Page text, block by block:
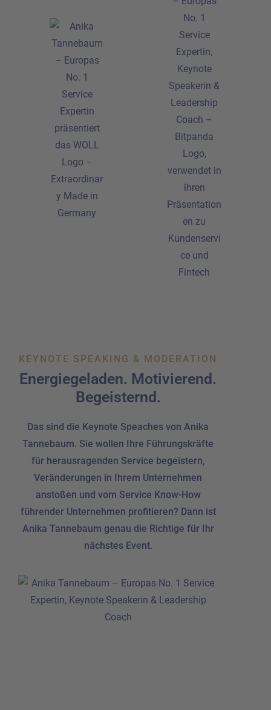
KEYNOTE SPEAKING & MODERATION
Energiegeladen. Motivierend.
Begeisternd.
Das sind die Keynote Speaches von Anika
Tannebaum. Sie wollen Ihre Führungskräfte
für herausragenden Service begeistern,
Veränderungen in Ihrem Unternehmen
anstoßen und vom Service Know-How
führender Unternehmen profitieren? Dann ist
Anika Tannebaum genau die Richtige für Ihr
nächstes Event.